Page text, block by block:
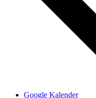
Google Kalender